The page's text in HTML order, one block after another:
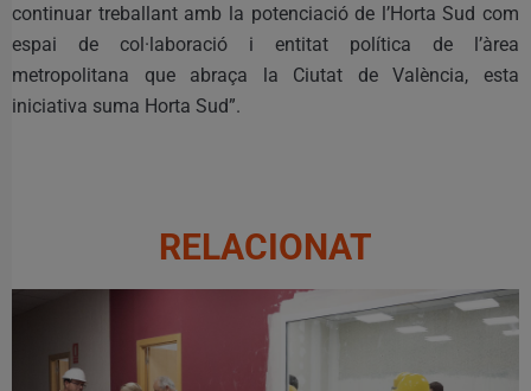
continuar treballant amb la potenciació de l’Horta Sud com
espai de col·laboració i entitat política de l’àrea
metropolitana que abraça la Ciutat de València, esta
iniciativa suma Horta Sud”.
RELACIONAT